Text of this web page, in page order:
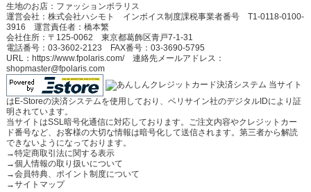
生地のお店：ファッションポラリス
運営会社：株式会社ハシモト インボイス制度課税事業者番号 T1-0118-0100-
3916 運営責任者：橋本繁
会社住所：〒125-0062 東京都葛飾区青戸7-1-31
電話番号：03-3602-2123 FAX番号：03-3690-5795
URL：https://www.fpolaris.com/ 連絡先メールアドレス：
shopmaster@fpolaris.com
当サイト
はE-Storeの決済システムを使用しており、ベリサイン社のデジタルIDにより証
明されています。
当サイトはSSL暗号化通信に対応しております。ご注文内容やクレジットカー
ド番号など、お客様の大切な情報は暗号化して送信されます。第三者から解読
できないようになっております。
→特定商取引法に関する表示
→個人情報の取り扱いについて
→会員特典、ポイント制度について
→サイトマップ